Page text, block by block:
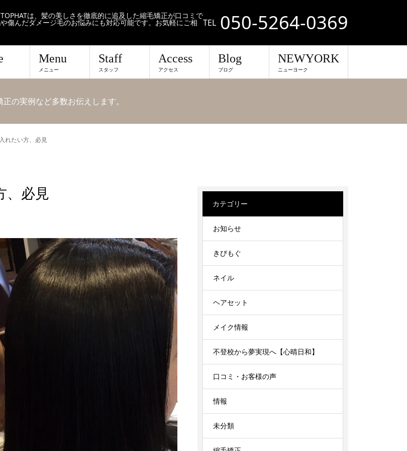
は、髪の美しさを徹底的に追及した縮毛矯正が口コミで
傷んだダメージ毛のお悩みにも対応可能です。お気軽にご相 TEL 050-5264-0369
Menu
メニュー
Staff
スタッフ
Access
アクセス
Blog
ブログ
NEWYORK
ニューヨーク
の実例など多数お伝えします。
れたい方、必見
、必見
カテゴリー
お知らせ
きびもぐ
ネイル
ヘアセット
メイク情報
不登校から夢実現へ【心晴日和】
口コミ・お客様の声
情報
未分類